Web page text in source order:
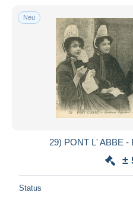
Neu
29) PONT L' ABBE -
±
Status